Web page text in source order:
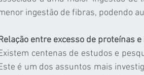
ingestão de fibras, podendo
entre excesso de proteínas
centenas de estudos e
é um dos assuntos mais